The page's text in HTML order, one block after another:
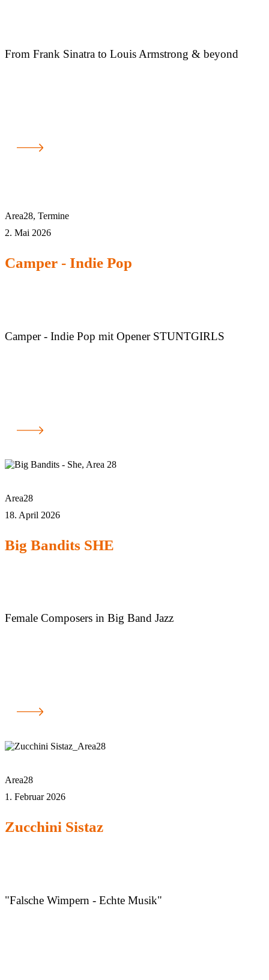
From Frank Sinatra to Louis Armstrong & beyond
Area28, Termine
2. Mai 2026
Camper - Indie Pop
Camper - Indie Pop mit Opener STUNTGIRLS
Area28
18. April 2026
Big Bandits SHE
Female Composers in Big Band Jazz
Area28
1. Februar 2026
Zucchini Sistaz
"Falsche Wimpern - Echte Musik"